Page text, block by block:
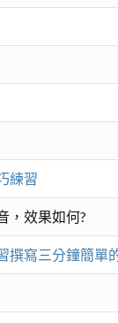
練習
，效果如何?
撰寫三分鐘簡單